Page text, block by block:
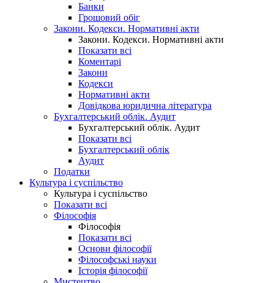
Банки
Грошовий обіг
Закони. Кодекси. Нормативні акти
Закони. Кодекси. Нормативні акти
Показати всі
Коментарі
Закони
Кодекси
Нормативні акти
Довідкова юридична література
Бухгалтерський облік. Аудит
Бухгалтерський облік. Аудит
Показати всі
Бухгалтерський облік
Аудит
Податки
Культура і суспільство
Культура і суспільство
Показати всі
Філософія
Філософія
Показати всі
Основи філософії
Філософські науки
Історія філософії